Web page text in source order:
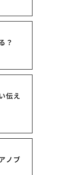
？
伝え
ノブ